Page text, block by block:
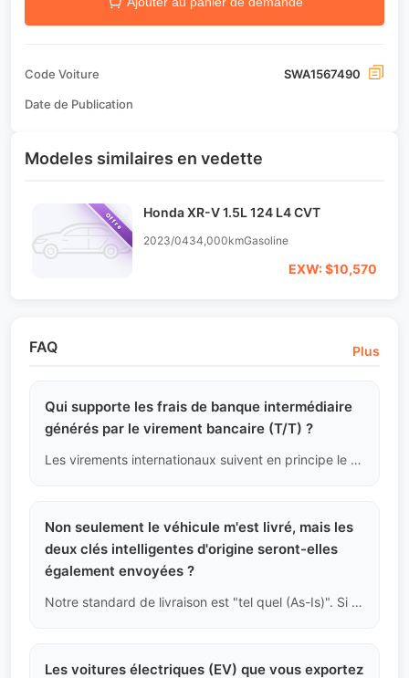
Code Voiture SWA1567490
Date de Publication
Modeles similaires en vedette
Offre Honda XR-V 1.5L 124 L4 CVT
2023/0434,000kmGasoline
EXW: $10,570
FAQ Plus
Qui supporte les frais de banque intermédiaire
générés par le virement bancaire (T/T) ?
Les virements internationaux suivent en principe le principe de "partage des frais (SHA)" ou "frais à la charge de l'expéditeur (OUR)". Pour garantir que nous recevons le montant total pour libérer le connaissement, nous demandons à tous les acheteurs de choisir le mode "OUR" lors du virement, en prenant en charge tous les frais de banque intermédiaire.
Non seulement le véhicule m'est livré, mais les
deux clés intelligentes d'origine seront-elles
également envoyées ?
Notre standard de livraison est "tel quel (As-Is)". Si le propriétaire précédent n'a remis qu'une clé lors de la reprise, le rapport indiquera clairement "Clés : 1". Ne supposez pas que toutes les voitures d'occasion sont livrées avec deux clés, le coût de la reprogrammation des clés intelligentes à l'étranger est très élevé.
Les voitures électriques (EV) que vous exportez